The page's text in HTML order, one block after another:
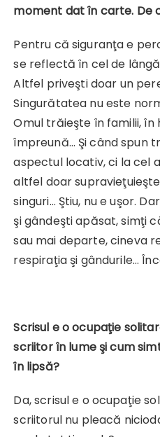
moment dat în carte. De
Pentru că siguranţa e
se reflectă în cel de
Altfel priveşti doar un
Singurătatea nu este
Omul trăieşte în familii, în
împreună… Şi când spun
aspectul locativ, ci la cel
altfel doar
singuri… Ştiu, nu e uşor.
şi gândeşti apăsat, simţi
sau mai departe, cineva
respiraţia şi gândurile…
Scrisul e o ocupaţie
scriitor în lume şi cum
în lipsă?
Da, scrisul e o ocupaţie
scriitorul nu pleacă